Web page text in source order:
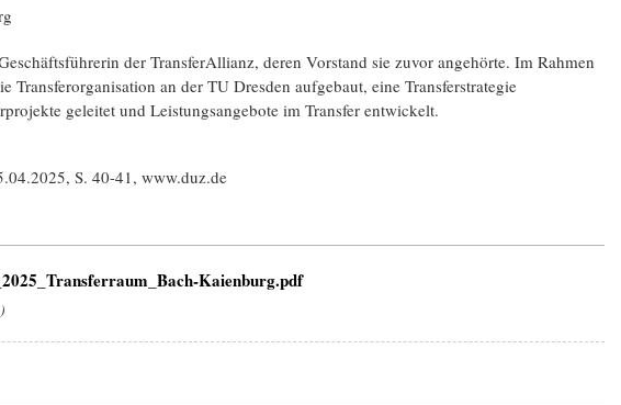
der TransferAllianz, deren Vorstand sie zuvor angehörte. Im Rahmen
Transferorganisation an der TU Dresden aufgebaut, eine Transferstrategie
geleitet und Leistungsangebote im Transfer entwickelt.
S. 40-41, www.duz.de
Kaienburg.pdf